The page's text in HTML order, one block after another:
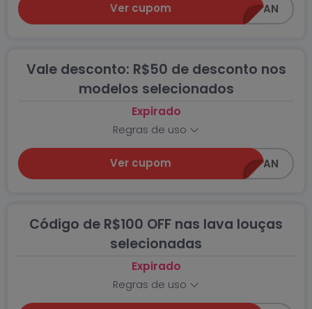
Ver cupomDESCONTO100AWIN_AN
Vale desconto: R$50 de desconto nos
modelos selecionados
Expirado
Regras de uso
Ver cupomDESCONTO50AWIN_AN
Código de R$100 OFF nas lava louças
selecionadas
Expirado
Regras de uso